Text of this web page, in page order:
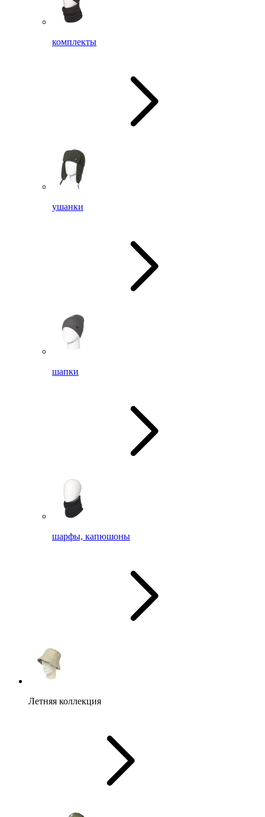
комплекты
ушанки
шапки
шарфы, капюшоны
Летняя коллекция